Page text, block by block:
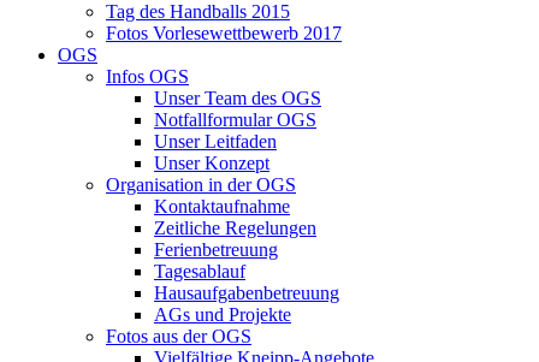
Tag des Handballs 2015
Fotos Vorlesewettbewerb 2017
OGS
Infos OGS
Unser Team des OGS
Notfallformular OGS
Unser Leitfaden
Unser Konzept
Organisation in der OGS
Kontaktaufnahme
Zeitliche Regelungen
Ferienbetreuung
Tagesablauf
Hausaufgabenbetreuung
AGs und Projekte
Fotos aus der OGS
Vielfältige Kneipp-Angebote